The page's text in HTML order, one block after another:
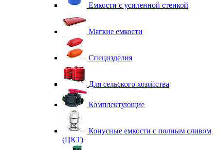
Емкости с усиленной стенкой
Мягкие емкости
Специзделия
Для сельского хозяйства
Комплектующие
Конусные емкости с полным сливом
(ЦКТ)